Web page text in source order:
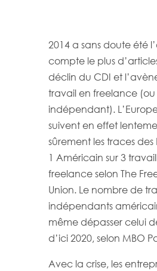
2014 a sans doute été
compte le plus
déclin du CDI et
travail en freelance
indépendant).
suivent en effet
sûrement les traces des
1 Américain sur 3
freelance selon The
Union. Le nombre de
indépendants
même dépasser celui
d’ici 2020, selon MBO
Avec la crise, les